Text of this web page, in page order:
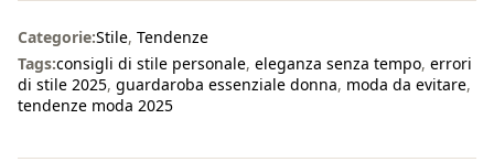
Categorie:Stile, Tendenze
Tags:consigli di stile personale, eleganza senza tempo, errori
di stile 2025, guardaroba essenziale donna, moda da evitare,
tendenze moda 2025